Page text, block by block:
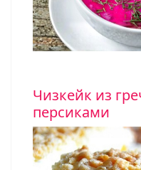
Чизкейк из
персиками